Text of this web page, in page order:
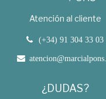
Atención al cliente
(+34) 91 304 33 03
¿DUDAS?